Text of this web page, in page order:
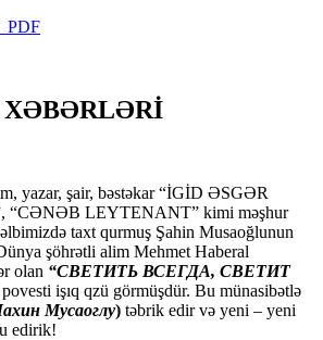
PDF
XƏBƏRLƏRİ
yazar, şair, bəstəkar “İGİD ƏSGƏR
LEYTENANT” kimi məşhur
taxt qurmuş Şahin Musaoğlunun
şöhrətli alim Mehmet Haberal
olan “СВЕТИТЬ ВСЕГДА, СВЕТИТ
povesti işıq qzü görmüşdür. Bu münasibətlə
Мусаоглу) təbrik edir və yeni – yeni
edirik!